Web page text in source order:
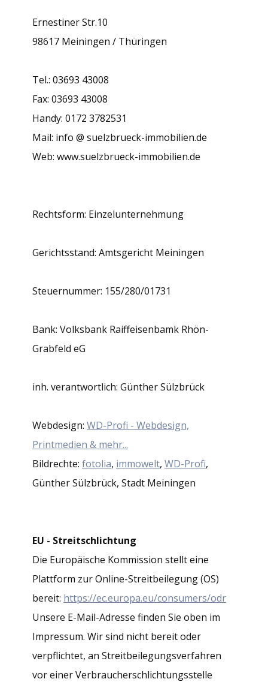
Ernestiner Str.10
98617 Meiningen / Thüringen
Tel.: 03693 43008
Fax: 03693 43008
Handy: 0172 3782531
Mail: info @ suelzbrueck-immobilien.de
Web: www.suelzbrueck-immobilien.de
Rechtsform: Einzelunternehmung
Gerichtsstand: Amtsgericht Meiningen
Steuernummer: 155/280/01731
Bank: Volksbank Raiffeisenbamk Rhön-
Grabfeld eG
inh. verantwortlich: Günther Sülzbrück
Webdesign: WD-Profi - Webdesign,
Printmedien & mehr...
Bildrechte: fotolia, immowelt, WD-Profi,
Günther Sülzbrück, Stadt Meiningen
EU - Streitschlichtung
Die Europäische Kommission stellt eine
Plattform zur Online-Streitbeilegung (OS)
bereit: https://ec.europa.eu/consumers/odr
Unsere E-Mail-Adresse finden Sie oben im
Impressum. Wir sind nicht bereit oder
verpflichtet, an Streitbeilegungsverfahren
vor einer Verbraucherschlichtungsstelle